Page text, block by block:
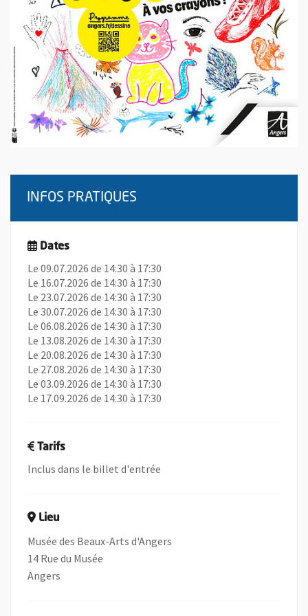
INFOS PRATIQUES
Dates
Le 09.07.2026 de 14:30 à 17:30
Le 16.07.2026 de 14:30 à 17:30
Le 23.07.2026 de 14:30 à 17:30
Le 30.07.2026 de 14:30 à 17:30
Le 06.08.2026 de 14:30 à 17:30
Le 13.08.2026 de 14:30 à 17:30
Le 20.08.2026 de 14:30 à 17:30
Le 27.08.2026 de 14:30 à 17:30
Le 03.09.2026 de 14:30 à 17:30
Le 17.09.2026 de 14:30 à 17:30
Tarifs
Inclus dans le billet d'entrée
Lieu
Musée des Beaux-Arts d'Angers
14 Rue du Musée
Angers